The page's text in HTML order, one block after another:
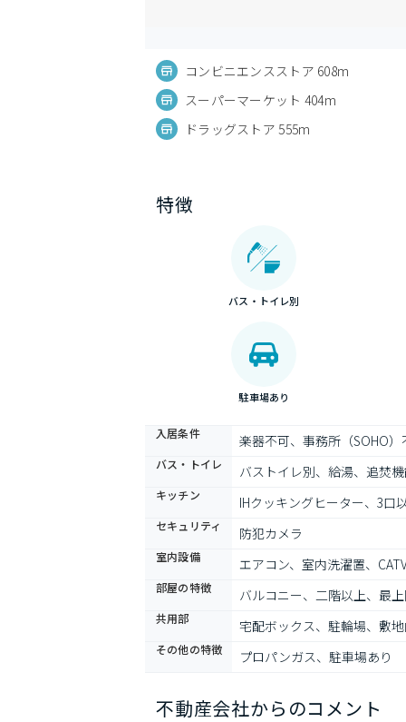
コンビニエンスストア 608m
スーパーマーケット 404m
ドラッグストア 555m
特徴
バス・トイレ別
駐車場あり
入居条件 楽器不可、事務所（SOHO
バス・トイレ バストイレ別、給湯、追焚
キッチン IHクッキングヒーター、3口
セキュリティ 防犯カメラ
室内設備 エアコン、室内洗濯置、
部屋の特徴 バルコニー、二階以上、最
共用部 宅配ボックス、駐輪場、敷
その他の特徴 プロパンガス、駐車場あり
不動産会社からのコメント